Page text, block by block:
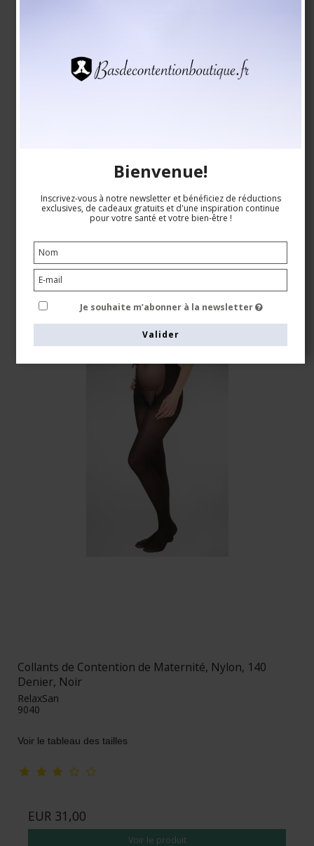
Voir le tableau des tailles
EUR 32,00
Voir le produit
Collants de Contention de Maternité, Nylon, 140
Denier, Noir
RelaxSan
9040
Voir le tableau des tailles
EUR 31,00
Voir le produit
Bienvenue!
Inscrivez-vous à notre newsletter et bénéficiez de réductions
exclusives, de cadeaux gratuits et d'une inspiration continue
pour votre santé et votre bien-être !
Je souhaite m’abonner à la newsletter
Valider